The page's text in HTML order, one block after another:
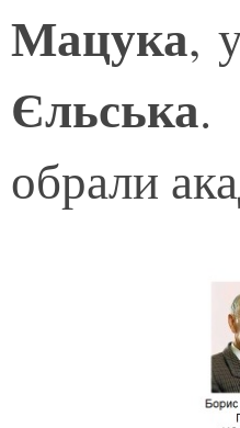
Мацука,
Єльська.
обрали